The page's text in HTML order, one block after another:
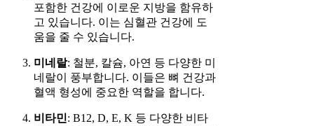
포함한 건강에 이로운 지방을 함유하
고 있습니다. 이는 심혈관 건강에 도
움을 줄 수 있습니다.
미네랄: 철분, 칼슘, 아연 등 다양한 미
네랄이 풍부합니다. 이들은 뼈 건강과
혈액 형성에 중요한 역할을 합니다.
비타민: B12, D, E, K 등 다양한 비타